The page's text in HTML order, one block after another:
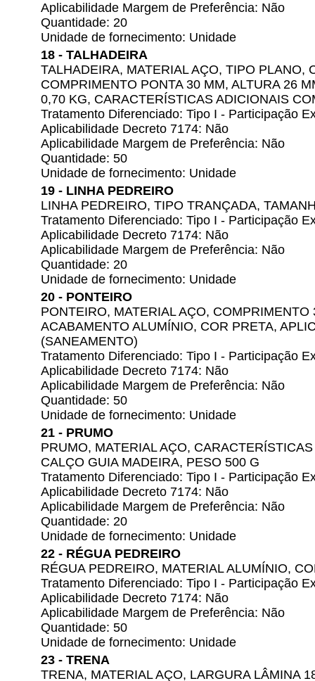
Aplicabilidade Margem de Preferência: Não
Quantidade: 20
Unidade de fornecimento: Unidade
18 - TALHADEIRA
TALHADEIRA, MATERIAL AÇO, TIPO PLANO,
COMPRIMENTO PONTA 30 MM, ALTURA 26
0,70 KG, CARACTERÍSTICAS ADICIONAIS
Tratamento Diferenciado: Tipo I - Participação
Aplicabilidade Decreto 7174: Não
Aplicabilidade Margem de Preferência: Não
Quantidade: 50
Unidade de fornecimento: Unidade
19 - LINHA PEDREIRO
LINHA PEDREIRO, TIPO TRANÇADA,
Tratamento Diferenciado: Tipo I - Participação
Aplicabilidade Decreto 7174: Não
Aplicabilidade Margem de Preferência: Não
Quantidade: 20
Unidade de fornecimento: Unidade
20 - PONTEIRO
PONTEIRO, MATERIAL AÇO,
ACABAMENTO ALUMÍNIO, COR PRETA,
(SANEAMENTO)
Tratamento Diferenciado: Tipo I - Participação
Aplicabilidade Decreto 7174: Não
Aplicabilidade Margem de Preferência: Não
Quantidade: 50
Unidade de fornecimento: Unidade
21 - PRUMO
PRUMO, MATERIAL AÇO,
CALÇO GUIA MADEIRA, PESO 500 G
Tratamento Diferenciado: Tipo I - Participação
Aplicabilidade Decreto 7174: Não
Aplicabilidade Margem de Preferência: Não
Quantidade: 20
Unidade de fornecimento: Unidade
22 - RÉGUA PEDREIRO
RÉGUA PEDREIRO, MATERIAL ALUMÍNIO,
Tratamento Diferenciado: Tipo I - Participação
Aplicabilidade Decreto 7174: Não
Aplicabilidade Margem de Preferência: Não
Quantidade: 50
Unidade de fornecimento: Unidade
23 - TRENA
TRENA, MATERIAL AÇO, LARGURA LÂMINA